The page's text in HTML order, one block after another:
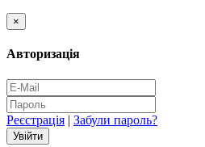
×
Авторизація
Реєстрація | Забули пароль?